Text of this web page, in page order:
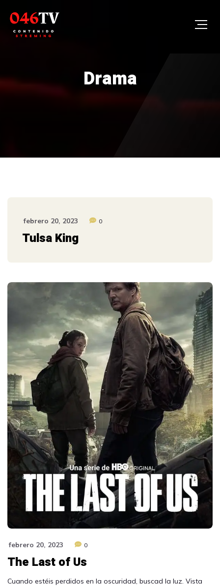
Drama
febrero 20, 2023 0
Tulsa King
febrero 20, 2023 0
The Last of Us
Cuando estéis perdidos en la oscuridad, buscad la luz. Vista